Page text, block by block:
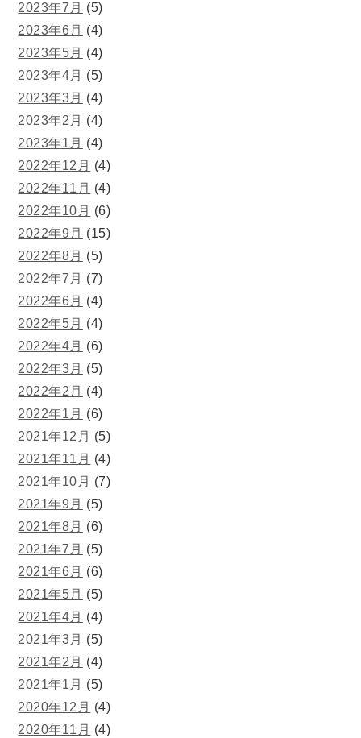
2023年7月 (5)
2023年6月 (4)
2023年5月 (4)
2023年4月 (5)
2023年3月 (4)
2023年2月 (4)
2023年1月 (4)
2022年12月 (4)
2022年11月 (4)
2022年10月 (6)
2022年9月 (15)
2022年8月 (5)
2022年7月 (7)
2022年6月 (4)
2022年5月 (4)
2022年4月 (6)
2022年3月 (5)
2022年2月 (4)
2022年1月 (6)
2021年12月 (5)
2021年11月 (4)
2021年10月 (7)
2021年9月 (5)
2021年8月 (6)
2021年7月 (5)
2021年6月 (6)
2021年5月 (5)
2021年4月 (4)
2021年3月 (5)
2021年2月 (4)
2021年1月 (5)
2020年12月 (4)
2020年11月 (4)